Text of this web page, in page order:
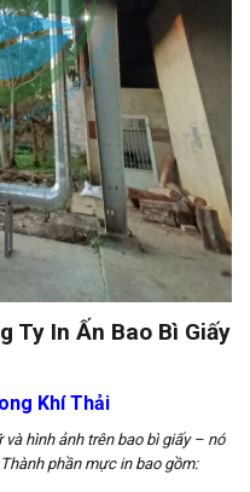
Ty In Ấn Bao Bì Giấy
Khí Thải
hình ảnh trên bao bì giấy – nó
phần mực in bao gồm: